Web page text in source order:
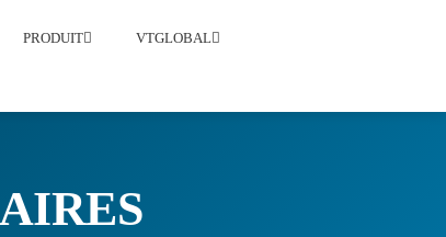
PRODUIT VTGLOBAL